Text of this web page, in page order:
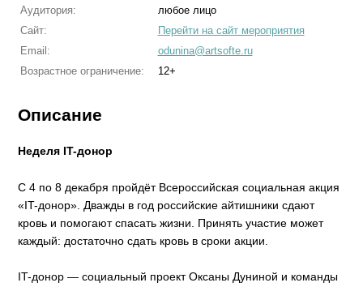
Аудитория:
любое лицо
Сайт:
Перейти на сайт мероприятия
Email:
odunina@artsofte.ru
Возрастное ограничение:
12+
Описание
Неделя IT-донор
С 4 по 8 декабря пройдёт Всероссийская социальная акция
«IT-донор». Дважды в год российские айтишники сдают
кровь и помогают спасать жизни. Принять участие может
каждый: достаточно сдать кровь в сроки акции.
IT-донор — социальный проект Оксаны Дуниной и команды